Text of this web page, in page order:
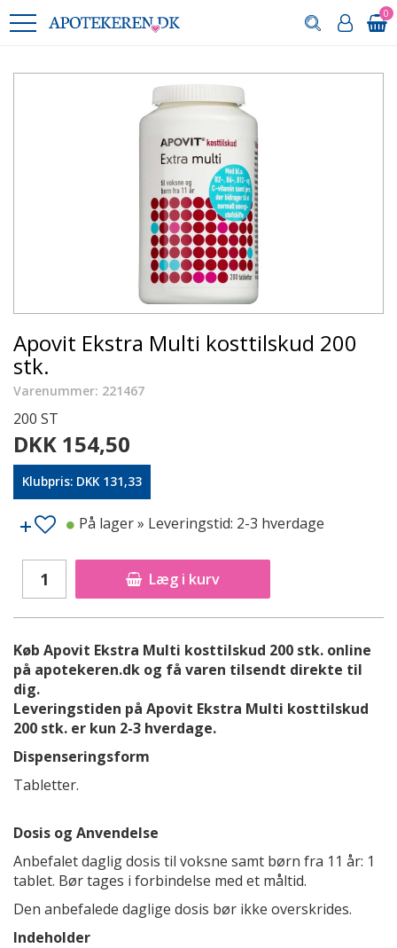
0
Apovit Ekstra Multi kosttilskud 200
stk.
Varenummer: 221467
200 ST
DKK 154,50
Klubpris: DKK 131,33
Læg i kurv
På lager» Leveringstid: 2-3 hverdage
Køb Apovit Ekstra Multi kosttilskud 200 stk. online
på apotekeren.dk og få varen tilsendt direkte til
dig.
Leveringstiden på Apovit Ekstra Multi kosttilskud
200 stk. er kun 2-3 hverdage.
Dispenseringsform
Tabletter.
Dosis og Anvendelse
Anbefalet daglig dosis til voksne samt børn fra 11 år: 1
tablet. Bør tages i forbindelse med et måltid.
Den anbefalede daglige dosis bør ikke overskrides.
Indeholder